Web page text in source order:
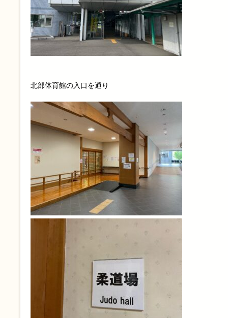
北部体育館の入口を通り